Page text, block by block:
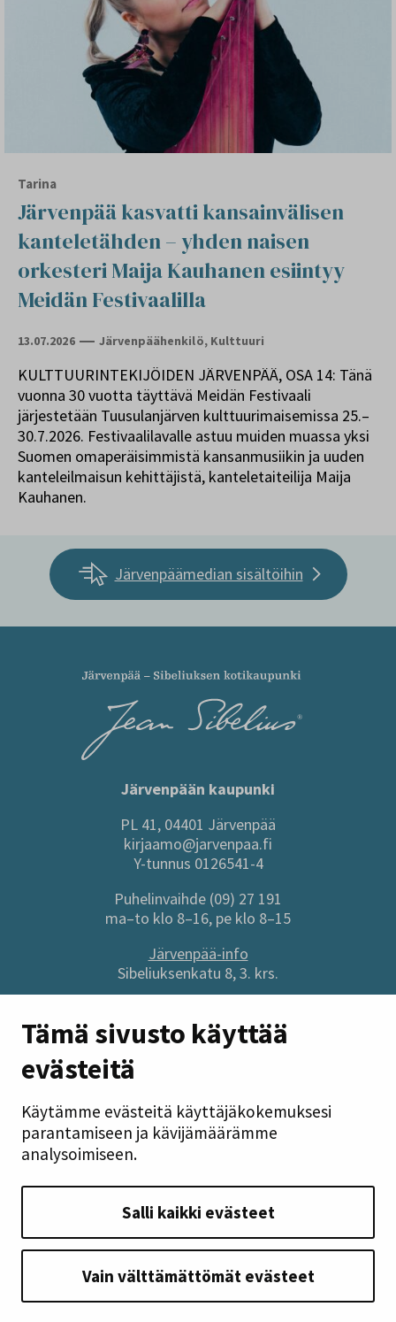
Tämä sivusto käyttää
evästeitä
Käytämme evästeitä käyttäjäkokemuksesi
parantamiseen ja kävijämäärämme
analysoimiseen.
Salli kaikki evästeet
Vain välttämättömät evästeet
Tarina
Järvenpää kasvatti kansainvälisen
kanteletähden – yhden naisen
orkesteri Maija Kauhanen esiintyy
Meidän Festivaalilla
13.07.2026 Järvenpäähenkilö, Kulttuuri
KULTTUURINTEKIJÖIDEN JÄRVENPÄÄ, OSA 14: Tänä
vuonna 30 vuotta täyttävä Meidän Festivaali
järjestetään Tuusulanjärven kulttuurimaisemissa 25.–
30.7.2026. Festivaalilavalle astuu muiden muassa yksi
Suomen omaperäisimmistä kansanmusiikin ja uuden
kanteleilmaisun kehittäjistä, kanteletaiteilija Maija
Kauhanen.
Järvenpäämedian sisältöihin
Järvenpään kaupunki
PL 41, 04401 Järvenpää
kirjaamo@jarvenpaa.fi
Y-tunnus 0126541-4
Puhelinvaihde (09) 27 191
ma–to klo 8–16, pe klo 8–15
Järvenpää-info
Sibeliuksenkatu 8, 3. krs.
Sivuston pikalinkit
Anna palautetta
Tilaa uutiskirje
Tietosuoja
Takaisin ylös
Seuraa meitä